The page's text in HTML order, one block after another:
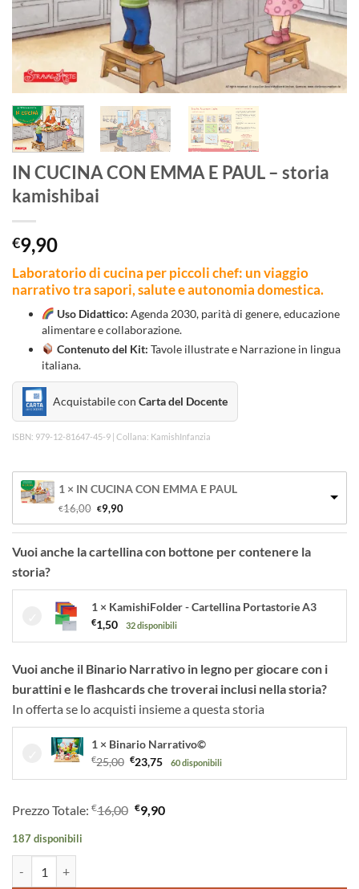
IN CUCINA CON EMMA E PAUL – storia
kamishibai
€9,90
Laboratorio di cucina per piccoli chef: un viaggio
narrativo tra sapori, salute e autonomia domestica.
Uso Didattico: Agenda 2030, parità di genere, educazione
alimentare e collaborazione.
Contenuto del Kit: Tavole illustrate e Narrazione in lingua
italiana.
Acquistabile con Carta del Docente
ISBN: 979-12-81647-45-9 | Collana: KamishInfanzia
1 × IN CUCINA CON EMMA E PAUL
€16,00 Il
prezzo
originale
era:
€9,90Il
prezzo
attuale
è:
Vuoi anche la cartellina con bottone per contenere la
storia?
1 × KamishiFolder - Cartellina Portastorie A3
€1,50 32 disponibili
Vuoi anche il Binario Narrativo in legno per giocare con i
burattini e le flashcards che troverai inclusi nella storia?
In offerta se lo acquisti insieme a questa storia
1 × Binario Narrativo©
€25,00 Il
prezzo
era:
€23,75Il
prezzo
è:
60 disponibili
Prezzo Totale: €16,00 €9,90
187 disponibili